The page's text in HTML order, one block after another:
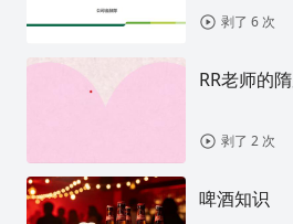
剥了 6 次
RR老师的
剥了 2 次
啤酒知识